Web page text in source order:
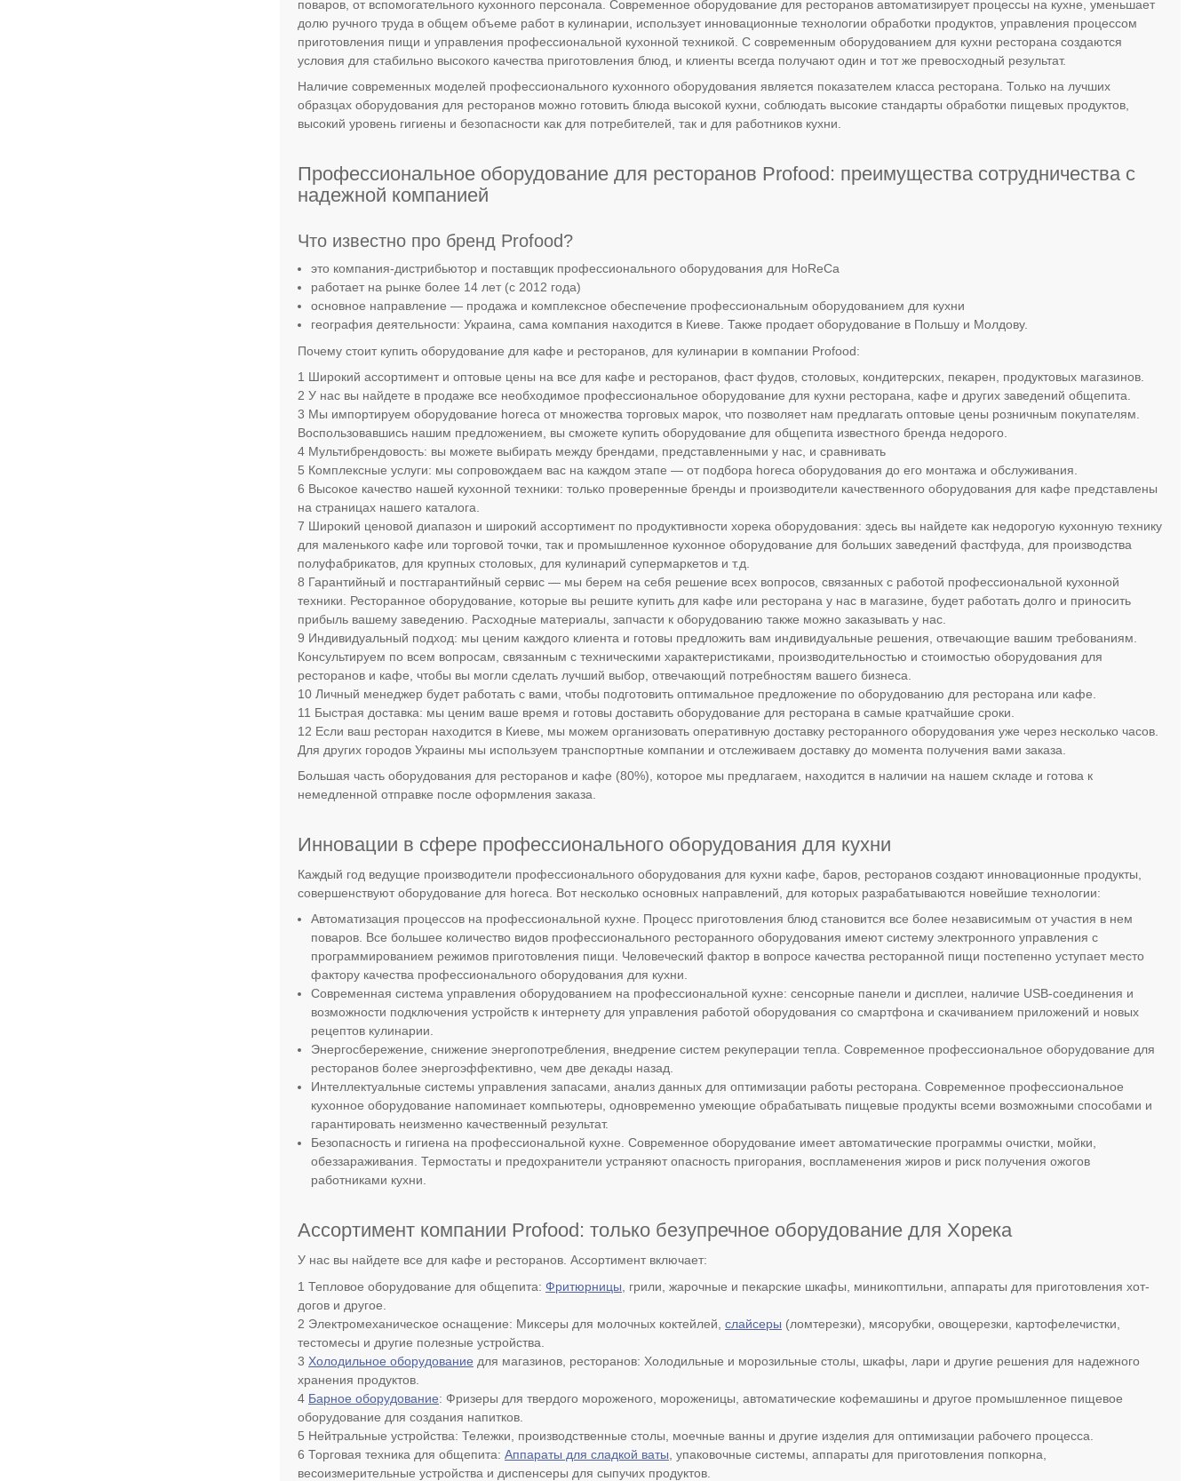
поваров, от вспомогательного кухонного персонала. Современное оборудование для ресторанов автоматизирует процессы на кухне, уменьшает
долю ручного труда в общем объеме работ в кулинарии, использует инновационные технологии обработки продуктов, управления процессом
приготовления пищи и управления профессиональной кухонной техникой. С современным оборудованием для кухни ресторана создаются
условия для стабильно высокого качества приготовления блюд, и клиенты всегда получают один и тот же превосходный результат.
Наличие современных моделей профессионального кухонного оборудования является показателем класса ресторана. Только на лучших
образцах оборудования для ресторанов можно готовить блюда высокой кухни, соблюдать высокие стандарты обработки пищевых продуктов,
высокий уровень гигиены и безопасности как для потребителей, так и для работников кухни.
Профессиональное оборудование для ресторанов Profood: преимущества сотрудничества с
надежной компанией
Что известно про бренд Profood?
это компания-дистрибьютор и поставщик профессионального оборудования для HoReCa
работает на рынке более 14 лет (с 2012 года)
основное направление — продажа и комплексное обеспечение профессиональным оборудованием для кухни
география деятельности: Украина, сама компания находится в Киеве. Также продает оборудование в Польшу и Молдову.
Почему стоит купить оборудование для кафе и ресторанов, для кулинарии в компании Profood:
Широкий ассортимент и оптовые цены на все для кафе и ресторанов, фаст фудов, столовых, кондитерских, пекарен, продуктовых магазинов.
У нас вы найдете в продаже все необходимое профессиональное оборудование для кухни ресторана, кафе и других заведений общепита.
Мы импортируем оборудование horeca от множества торговых марок, что позволяет нам предлагать оптовые цены розничным покупателям.
Воспользовавшись нашим предложением, вы сможете купить оборудование для общепита известного бренда недорого.
Мультибрендовость: вы можете выбирать между брендами, представленными у нас, и сравнивать
Комплексные услуги: мы сопровождаем вас на каждом этапе — от подбора horeca оборудования до его монтажа и обслуживания.
Высокое качество нашей кухонной техники: только проверенные бренды и производители качественного оборудования для кафе представлены
на страницах нашего каталога.
Широкий ценовой диапазон и широкий ассортимент по продуктивности хорека оборудования: здесь вы найдете как недорогую кухонную технику
для маленького кафе или торговой точки, так и промышленное кухонное оборудование для больших заведений фастфуда, для производства
полуфабрикатов, для крупных столовых, для кулинарий супермаркетов и т.д.
Гарантийный и постгарантийный сервис — мы берем на себя решение всех вопросов, связанных с работой профессиональной кухонной
техники. Ресторанное оборудование, которые вы решите купить для кафе или ресторана у нас в магазине, будет работать долго и приносить
прибыль вашему заведению. Расходные материалы, запчасти к оборудованию также можно заказывать у нас.
Индивидуальный подход: мы ценим каждого клиента и готовы предложить вам индивидуальные решения, отвечающие вашим требованиям.
Консультируем по всем вопросам, связанным с техническими характеристиками, производительностью и стоимостью оборудования для
ресторанов и кафе, чтобы вы могли сделать лучший выбор, отвечающий потребностям вашего бизнеса.
Личный менеджер будет работать с вами, чтобы подготовить оптимальное предложение по оборудованию для ресторана или кафе.
Быстрая доставка: мы ценим ваше время и готовы доставить оборудование для ресторана в самые кратчайшие сроки.
Если ваш ресторан находится в Киеве, мы можем организовать оперативную доставку ресторанного оборудования уже через несколько часов.
Для других городов Украины мы используем транспортные компании и отслеживаем доставку до момента получения вами заказа.
Большая часть оборудования для ресторанов и кафе (80%), которое мы предлагаем, находится в наличии на нашем складе и готова к
немедленной отправке после оформления заказа.
Инновации в сфере профессионального оборудования для кухни
Каждый год ведущие производители профессионального оборудования для кухни кафе, баров, ресторанов создают инновационные продукты,
совершенствуют оборудование для horeca. Вот несколько основных направлений, для которых разрабатываются новейшие технологии:
Автоматизация процессов на профессиональной кухне. Процесс приготовления блюд становится все более независимым от участия в нем
поваров. Все большее количество видов профессионального ресторанного оборудования имеют систему электронного управления с
программированием режимов приготовления пищи. Человеческий фактор в вопросе качества ресторанной пищи постепенно уступает место
фактору качества профессионального оборудования для кухни.
Современная система управления оборудованием на профессиональной кухне: сенсорные панели и дисплеи, наличие USB-соединения и
возможности подключения устройств к интернету для управления работой оборудования со смартфона и скачиванием приложений и новых
рецептов кулинарии.
Энергосбережение, снижение энергопотребления, внедрение систем рекуперации тепла. Современное профессиональное оборудование для
ресторанов более энергоэффективно, чем две декады назад.
Интеллектуальные системы управления запасами, анализ данных для оптимизации работы ресторана. Современное профессиональное
кухонное оборудование напоминает компьютеры, одновременно умеющие обрабатывать пищевые продукты всеми возможными способами и
гарантировать неизменно качественный результат.
Безопасность и гигиена на профессиональной кухне. Современное оборудование имеет автоматические программы очистки, мойки,
обеззараживания. Термостаты и предохранители устраняют опасность пригорания, воспламенения жиров и риск получения ожогов
работниками кухни.
Ассортимент компании Profood: только безупречное оборудование для Хорека
У нас вы найдете все для кафе и ресторанов. Ассортимент включает:
Тепловое оборудование для общепита: Фритюрницы , грили, жарочные и пекарские шкафы, миникоптильни, аппараты для приготовления хот-
догов и другое.
Электромеханическое оснащение: Миксеры для молочных коктейлей, слайсеры (ломтерезки), мясорубки, овощерезки, картофелечистки,
тестомесы и другие полезные устройства.
Холодильное оборудование для магазинов, ресторанов: Холодильные и морозильные столы, шкафы, лари и другие решения для надежного
хранения продуктов.
Барное оборудование: Фризеры для твердого мороженого, мороженицы, автоматические кофемашины и другое промышленное пищевое
оборудование для создания напитков.
Нейтральные устройства: Тележки, производственные столы, моечные ванны и другие изделия для оптимизации рабочего процесса.
Торговая техника для общепита: Аппараты для сладкой ваты , упаковочные системы, аппараты для приготовления попкорна,
весоизмерительные устройства и диспенсеры для сыпучих продуктов.